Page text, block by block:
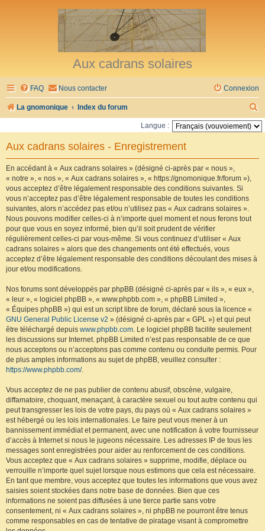
Aux cadrans solaires
FAQ Nous contacter Connexion
La gnomonique Index du forum
e
Langue :
Aux cadrans solaires - Enregistrement
En accédant à « Aux cadrans solaires » (désigné ci-après par « nous »,
« notre », « nos », « Aux cadrans solaires », « https://gnomonique.fr/forum »),
vous acceptez d’être légalement responsable des conditions suivantes. Si
vous n’acceptez pas d’être légalement responsable de toutes les conditions
suivantes, alors n’accédez pas et/ou n’utilisez pas « Aux cadrans solaires ».
Nous pouvons modifier celles-ci à n’importe quel moment et nous ferons tout
pour que vous en soyez informé, bien qu’il soit prudent de vérifier
régulièrement celles-ci par vous-même. Si vous continuez d’utiliser « Aux
cadrans solaires » alors que des changements ont été effectués, vous
acceptez d’être légalement responsable des conditions découlant des mises à
jour et/ou modifications.
Nos forums sont développés par phpBB (désigné ci-après par « ils », « eux »,
« leur », « logiciel phpBB », « www.phpbb.com », « phpBB Limited »,
« Équipes phpBB ») qui est un script libre de forum, déclaré sous la licence «
GNU General Public License v2 » (désigné ci-après par « GPL ») et qui peut
être téléchargé depuis www.phpbb.com. Le logiciel phpBB facilite seulement
les discussions sur Internet. phpBB Limited n’est pas responsable de ce que
nous acceptons ou n’acceptons pas comme contenu ou conduite permis. Pour
de plus amples informations au sujet de phpBB, veuillez consulter :
https://www.phpbb.com/.
Vous acceptez de ne pas publier de contenu abusif, obscène, vulgaire,
diffamatoire, choquant, menaçant, à caractère sexuel ou tout autre contenu qui
peut transgresser les lois de votre pays, du pays où « Aux cadrans solaires »
est hébergé ou les lois internationales. Le faire peut vous mener à un
bannissement immédiat et permanent, avec une notification à votre fournisseur
d’accès à Internet si nous le jugeons nécessaire. Les adresses IP de tous les
messages sont enregistrées pour aider au renforcement de ces conditions.
Vous acceptez que « Aux cadrans solaires » supprime, modifie, déplace ou
verrouille n’importe quel sujet lorsque nous estimons que cela est nécessaire.
En tant que membre, vous acceptez que toutes les informations que vous avez
saisies soient stockées dans notre base de données. Bien que ces
informations ne soient pas diffusées à une tierce partie sans votre
consentement, ni « Aux cadrans solaires », ni phpBB ne pourront être tenus
comme responsables en cas de tentative de piratage visant à compromettre